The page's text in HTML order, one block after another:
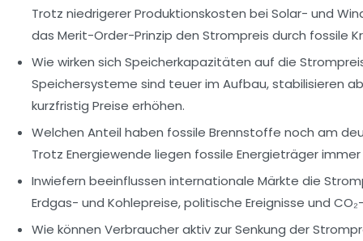
Trotz niedrigerer Produktionskosten bei Solar- und
das Merit-Order-Prinzip den Strompreis durch fossile
Wie wirken sich Speicherkapazitäten auf die
Speichersysteme sind teuer im Aufbau, stabilisieren
kurzfristig Preise erhöhen.
Welchen Anteil haben fossile Brennstoffe noch am
Trotz Energiewende liegen fossile Energieträger
Inwiefern beeinflussen internationale Märkte die
Erdgas- und Kohlepreise, politische Ereignisse und
Wie können Verbraucher aktiv zur Senkung der